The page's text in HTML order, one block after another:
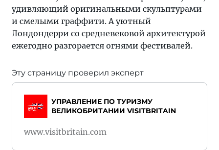
удивляющий оригинальными скульптурами
и смелыми граффити. А уютный
Лондондерри со средневековой архитектурой
ежегодно разгорается огнями фестивалей.
Эту страницу проверил эксперт
УПРАВЛЕНИЕ ПО ТУРИЗМУ
ВЕЛИКОБРИТАНИИ VISITBRITAIN
www.visitbritain.com